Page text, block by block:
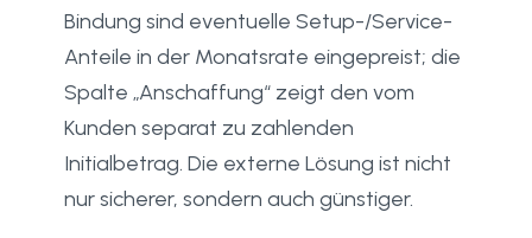
Bindung sind eventuelle Setup-/Service-
Anteile in der Monatsrate eingepreist; die
Spalte „Anschaffung“ zeigt den vom
Kunden separat zu zahlenden
Initialbetrag. Die externe Lösung ist nicht
nur sicherer, sondern auch günstiger.